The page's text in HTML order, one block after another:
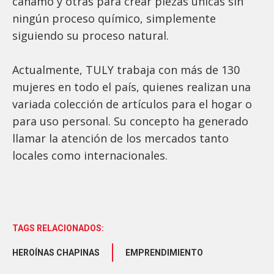
ningún proceso químico, simplemente
siguiendo su proceso natural.
Actualmente, TULY trabaja con más de 130
mujeres en todo el país, quienes realizan una
variada colección de artículos para el hogar o
para uso personal. Su concepto ha generado
llamar la atención de los mercados tanto
locales como internacionales.
TAGS RELACIONADOS:
HEROÍNAS CHAPINAS EMPRENDIMIENTO